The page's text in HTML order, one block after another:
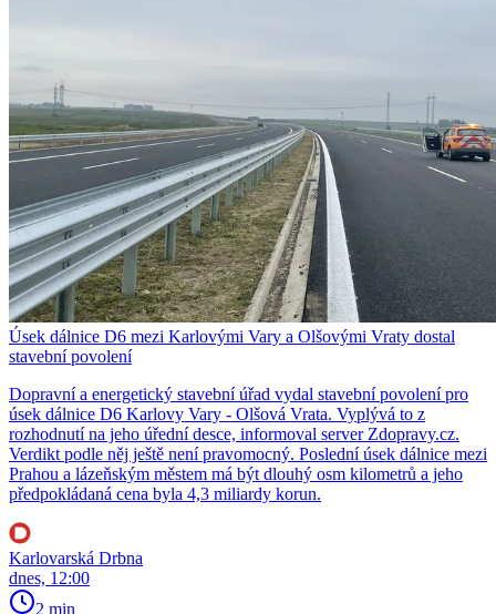
Úsek dálnice D6 mezi Karlovými Vary a Olšovými Vraty dostal
stavební povolení
Dopravní a energetický stavební úřad vydal stavební povolení pro
úsek dálnice D6 Karlovy Vary - Olšová Vrata. Vyplývá to z
rozhodnutí na jeho úřední desce, informoval server Zdopravy.cz.
Verdikt podle něj ještě není pravomocný. Poslední úsek dálnice mezi
Prahou a lázeňským městem má být dlouhý osm kilometrů a jeho
předpokládaná cena byla 4,3 miliardy korun.
Karlovarská Drbna
dnes, 12:00
2 min